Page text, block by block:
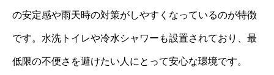
の安定感や雨天時の対策がしやすくなっているのが特徴
です。水洗トイレや冷水シャワーも設置されており、最
低限の不便さを避けたい人にとって安心な環境です。